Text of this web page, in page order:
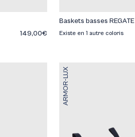
149,00€
Baskets basses REGATE
Existe en 1 autre coloris
ARMOR-LUX